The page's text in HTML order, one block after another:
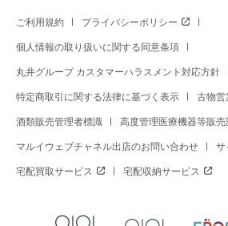
ご利用規約 プライバシーポリシー
個人情報の取り扱いに関する同意条項
丸井グループ カスタマーハラスメント対応方針
特定商取引に関する法律に基づく表示 古物営
酒類販売管理者標識 高度管理医療機器等販
マルイウェブチャネル出店のお問い合わせ サ
宅配買取サービス 宅配収納サービス